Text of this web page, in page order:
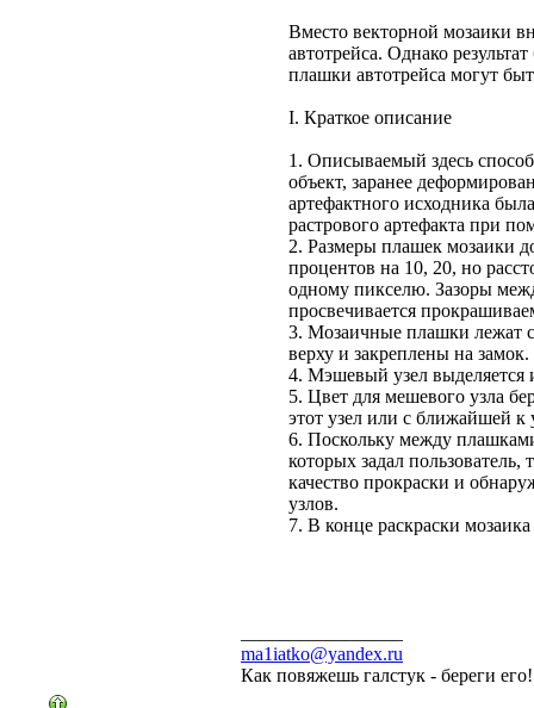
Вместо векторной мозаики
автотрейса. Однако
плашки автотрейса могут
I. Краткое описание
1. Описываемый здесь
объект, заранее
артефактного исходника
растрового артефакта при
2. Размеры плашек мозаики
процентов на 10, 20, но
одному пикселю. Зазоры
просвечивается
3. Мозаичные плашки лежат
верху и закреплены на замок.
4. Мэшевый узел выделяется
5. Цвет для мешевого узла
этот узел или с ближайшей к
6. Поскольку между
которых задал
качество прокраски и
узлов.
7. В конце раскраски
ma1iatko@yandex.ru
Как повяжешь галстук - береги